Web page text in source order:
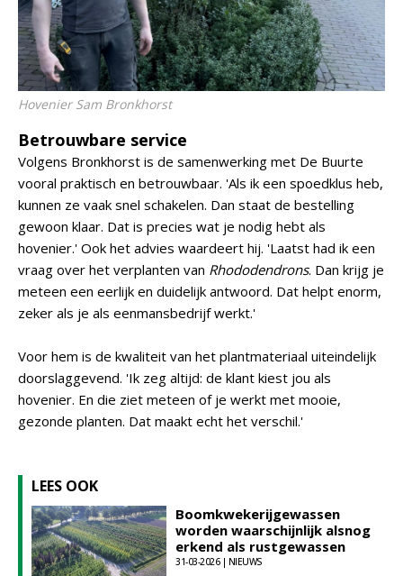
Hovenier Sam Bronkhorst
Betrouwbare service
Volgens Bronkhorst is de samenwerking met De Buurte
vooral praktisch en betrouwbaar. 'Als ik een spoedklus heb,
kunnen ze vaak snel schakelen. Dan staat de bestelling
gewoon klaar. Dat is precies wat je nodig hebt als
hovenier.' Ook het advies waardeert hij. 'Laatst had ik een
vraag over het verplanten van Rhododendrons. Dan krijg je
meteen een eerlijk en duidelijk antwoord. Dat helpt enorm,
zeker als je als eenmansbedrijf werkt.'
Voor hem is de kwaliteit van het plantmateriaal uiteindelijk
doorslaggevend. 'Ik zeg altijd: de klant kiest jou als
hovenier. En die ziet meteen of je werkt met mooie,
gezonde planten. Dat maakt echt het verschil.'
LEES OOK
Boomkwekerijgewassen
worden waarschijnlijk alsnog
erkend als rustgewassen
31-03-2026 | NIEUWS